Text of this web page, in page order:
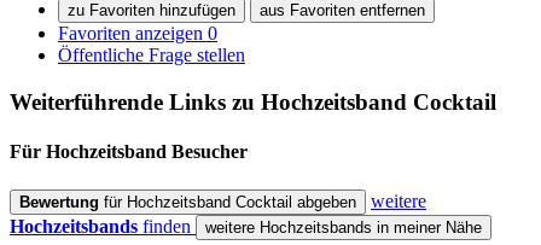
zu Favoriten hinzufügen
aus Favoriten entfernen
Favoriten anzeigen 0
Öffentliche Frage stellen
Weiterführende Links zu Hochzeitsband Cocktail
Für Hochzeitsband Besucher
Bewertung für Hochzeitsband Cocktail abgeben
weitere
Hochzeitsbands finden weitere Hochzeitsbands in meiner Nähe